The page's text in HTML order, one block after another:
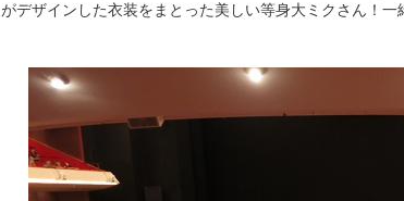
がデザインした衣装をまとった美しい等身大ミクさん！